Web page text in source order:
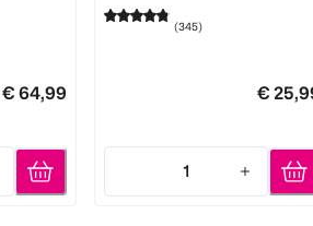
€ 64,99
(345)
€
1
Quantity: 1